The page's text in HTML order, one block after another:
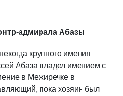
адмирала Абазы
крупного имения
Абаза владел имением с
в Межиречке в
пока хозяин был